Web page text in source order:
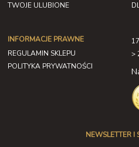
TWOJE ULUBIONE
INFORMACJE PRAWNE
REGULAMIN SKLEPU
POLITYKA PRYWATNOŚCI
>
NEWSLETTER I